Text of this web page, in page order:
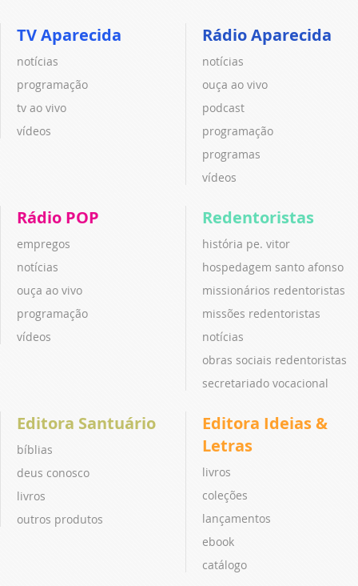
TV Aparecida
notícias
programação
tv ao vivo
vídeos
Rádio Aparecida
notícias
ouça ao vivo
podcast
programação
programas
vídeos
Rádio POP
empregos
notícias
ouça ao vivo
programação
vídeos
Redentoristas
história pe. vitor
hospedagem santo afonso
missionários redentoristas
missões redentoristas
notícias
obras sociais redentoristas
secretariado vocacional
Editora Santuário
bíblias
deus conosco
livros
outros produtos
Editora Ideias &
Letras
livros
coleções
lançamentos
ebook
catálogo